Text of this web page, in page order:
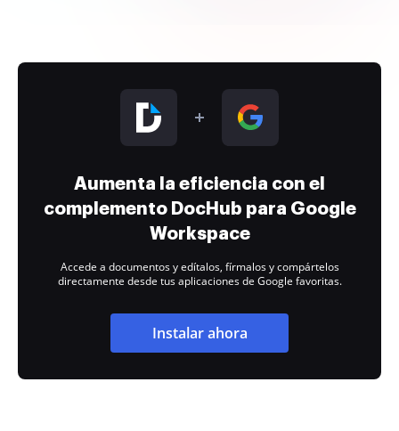
Aumenta la eficiencia con el
complemento DocHub para Google
Workspace
Accede a documentos y edítalos, fírmalos y compártelos
directamente desde tus aplicaciones de Google favoritas.
Instalar ahora